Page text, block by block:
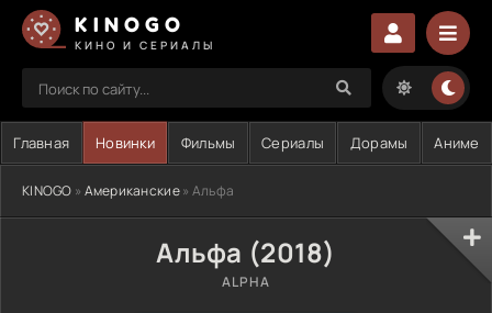
KINOGO
КИНО И СЕРИАЛЫ
Главная Новинки Фильмы Сериалы Дорамы Аниме
KINOGO » Американские» Альфа
Альфа (2018)
ALPHA